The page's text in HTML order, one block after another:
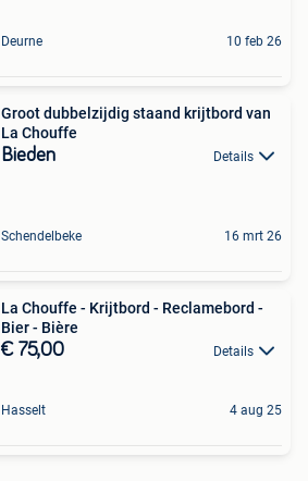
Deurne 10 feb 26
Groot dubbelzijdig staand krijtbord van
La Chouffe
Bieden Details
Schendelbeke 16 mrt 26
La Chouffe - Krijtbord - Reclamebord -
Bier - Bière
€ 75,00 Details
Hasselt 4 aug 25